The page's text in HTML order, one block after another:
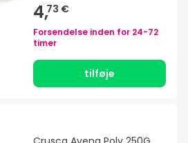
4,73 €
Forsendelse inden for 24-72
timer
tilføje